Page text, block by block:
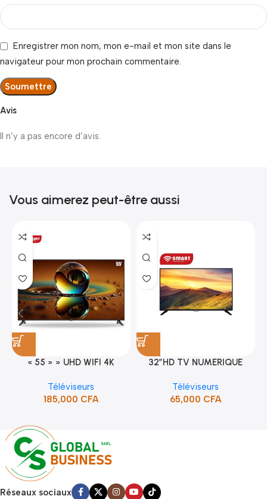
Avis
Il n’y a pas encore d’avis.
Enregistrer mon nom, mon e-mail et mon site dans le
navigateur pour mon prochain commentaire.
Vous aimerez peut-être aussi
« 55 » » UHD WIFI 4K
Téléviseurs
185,000 CFA
32″HD TV NUMERIQUE
BORDURE/SUPPORT(STT-
5132A)
Téléviseurs
65,000 CFA
Réseaux sociaux